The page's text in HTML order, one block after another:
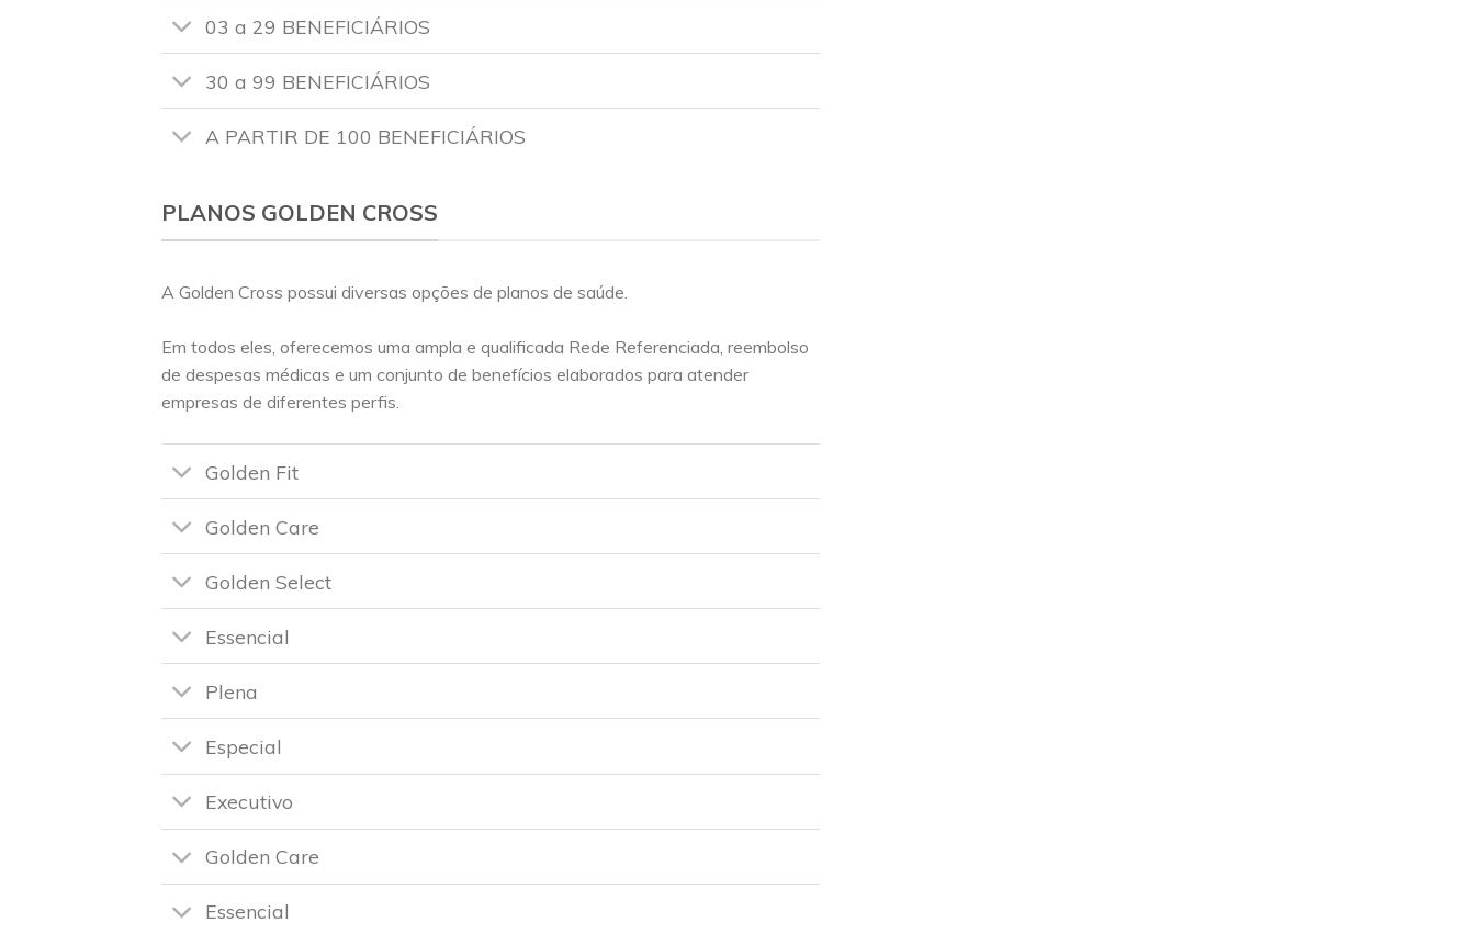
03 a 29 BENEFICIÁRIOS
30 a 99 BENEFICIÁRIOS
A PARTIR DE 100 BENEFICIÁRIOS
PLANOS GOLDEN CROSS
A Golden Cross possui diversas opções de planos de saúde.
Em todos eles, oferecemos uma ampla e qualificada Rede Referenciada, reembolso
de despesas médicas e um conjunto de benefícios elaborados para atender
empresas de diferentes perfis.
Golden Fit
Golden Care
Golden Select
Essencial
Plena
Especial
Executivo
Golden Care
Essencial